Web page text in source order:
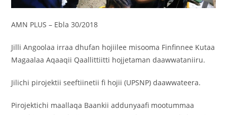
AMN PLUS – Ebla 30/2018
‎Jilli Angoolaa irraa dhufan hojiilee misooma Finfinnee Kutaa
Magaalaa Aqaaqii Qaallittiitti hojjetaman daawwataniiru.
Jilichi pirojektii seeftiinetii fi hojii (UPSNP) daawwateera.
Pirojektichi maallaqa Baankii addunyaafi mootummaa